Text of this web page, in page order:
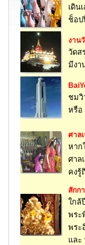
เดิน
ช็อป
งาน
วัดส
มีงา
ชมวิ
หรือ
ศาล
หาก
ศาล
คงรู้
สักก
ใกล้
พระ
พระ
และ